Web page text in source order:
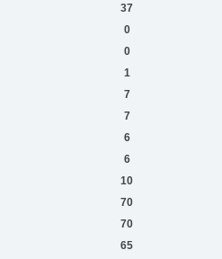
37
0
0
1
7
7
6
6
10
70
70
65